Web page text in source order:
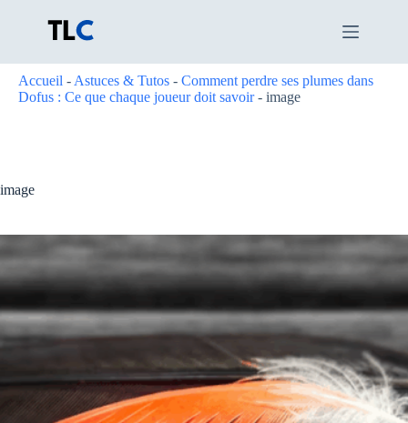
Accueil - Astuces & Tutos - Comment perdre ses plumes dans
Dofus : Ce que chaque joueur doit savoir- image
image